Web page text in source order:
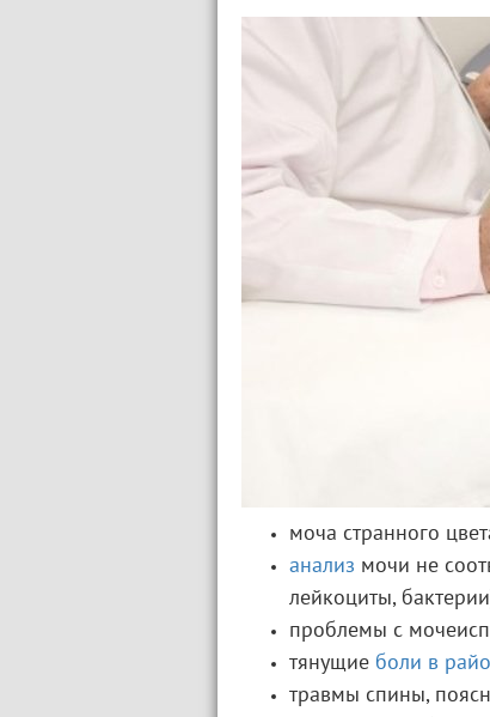
моча странного
анализ мочи не
лейкоциты,
проблемы с
тянущие боли в
травмы спины,